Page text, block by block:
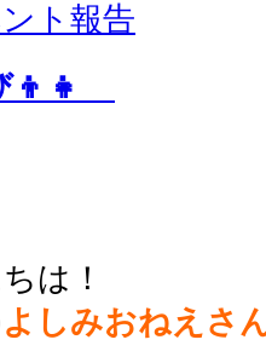
ト報告
👦👧
は！
よしみおねえさ